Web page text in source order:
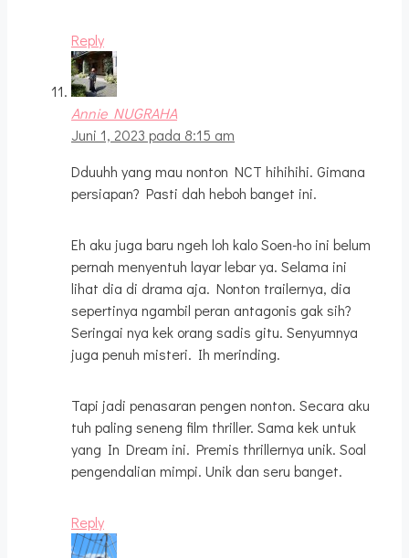
Reply
Annie NUGRAHA
Juni 1, 2023 pada 8:15 am
Dduuhh yang mau nonton NCT hihihihi. Gimana
persiapan? Pasti dah heboh banget ini.
Eh aku juga baru ngeh loh kalo Soen-ho ini belum
pernah menyentuh layar lebar ya. Selama ini
lihat dia di drama aja. Nonton trailernya, dia
sepertinya ngambil peran antagonis gak sih?
Seringai nya kek orang sadis gitu. Senyumnya
juga penuh misteri. Ih merinding.
Tapi jadi penasaran pengen nonton. Secara aku
tuh paling seneng film thriller. Sama kek untuk
yang In Dream ini. Premis thrillernya unik. Soal
pengendalian mimpi. Unik dan seru banget.
Reply